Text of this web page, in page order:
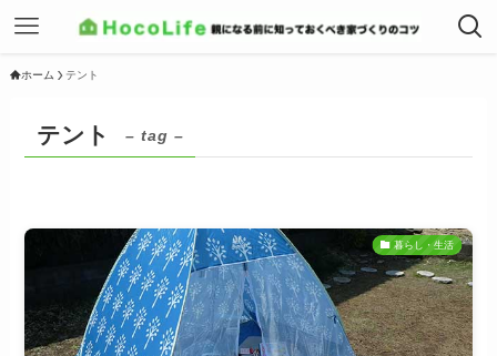
ホーム テント
テント – tag –
暮らし・生活